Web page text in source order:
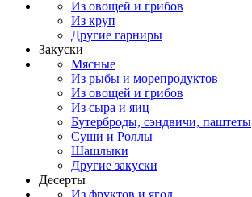
Из овощей и грибов
Из круп
Другие гарниры
Закуски
Мясные
Из рыбы и морепродуктов
Из овощей и грибов
Из сыра и яиц
Бутерброды, сэндвичи, паштеты
Суши и Роллы
Шашлыки
Другие закуски
Десерты